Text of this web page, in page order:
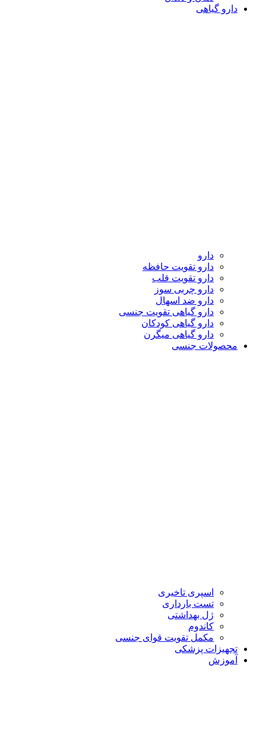
دارو گیاهی
دارو
دارو تقویت حافظه
دارو تقویت قلب
دارو چربی سوز
دارو ضد اسهال
دارو گیاهی تقویت جنسی
دارو گیاهی کودکان
دارو گیاهی میگرن
محصولات جنسی
اسپری تاخیری
تست بارداری
ژل بهداشتی
کاندوم
مکمل تقویت قوای جنسی
تجهیزات پزشکی
آموزش